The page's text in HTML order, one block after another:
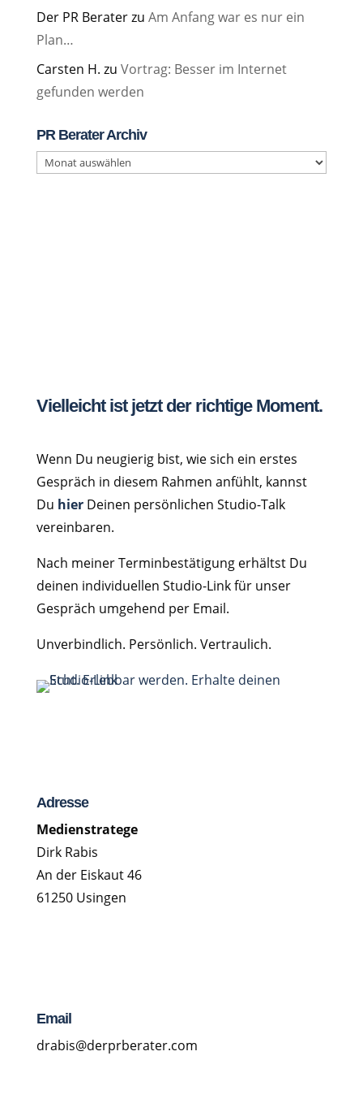
Der PR Beraterzu Am Anfang war es nur ein
Plan…
Carsten H. zu Vortrag: Besser im Internet
gefunden werden
PR Berater Archiv
PR
Vielleicht ist jetzt der richtige Moment.
Wenn Du neugierig bist, wie sich ein erstes
Gespräch in diesem Rahmen anfühlt, kannst
Du hierDeinen persönlichen Studio-Talk
vereinbaren.
Nach meiner Terminbestätigung erhältst Du
deinen individuellen Studio-Link für unser
Gespräch umgehend per Email.
Unverbindlich. Persönlich. Vertraulich.
Adresse
Medienstratege
Dirk Rabis
An der Eiskaut 46
61250 Usingen
Email
drabis@derprberater.com